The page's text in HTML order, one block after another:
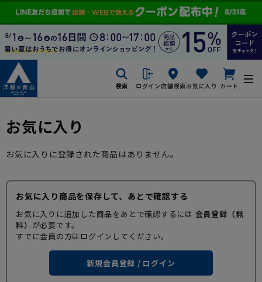
検索 ログイン店舗検索お気に入り カート
お気に入り
お気に入りに登録された商品はありません。
お気に入り商品を保存して、あとで確認する
お気に入りに追加した商品をあとで確認するには 会員登録（無
料） が必要です。
すでに会員の方はログインしてください。
新規会員登録 / ログイン